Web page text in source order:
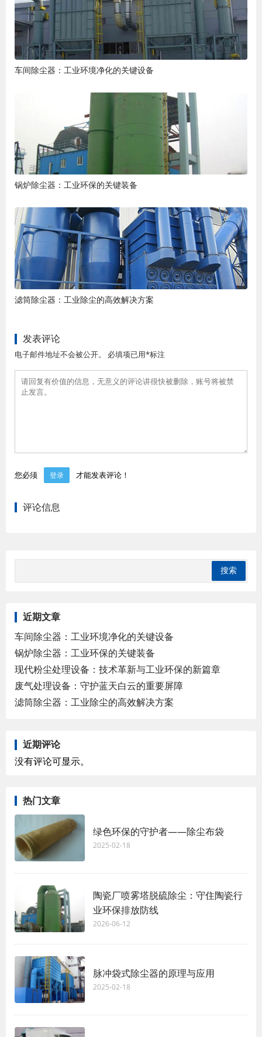
车间除尘器：工业环境净化的关键设备
锅炉除尘器：工业环保的关键装备
滤筒除尘器：工业除尘的高效解决方案
发表评论
电子邮件地址不会被公开。 必填项已用*标注
您必须 登录 才能发表评论！
评论信息
近期文章
车间除尘器：工业环境净化的关键设备
锅炉除尘器：工业环保的关键装备
现代粉尘处理设备：技术革新与工业环保的新篇章
废气处理设备：守护蓝天白云的重要屏障
滤筒除尘器：工业除尘的高效解决方案
近期评论
没有评论可显示。
热门文章
绿色环保的守护者——除尘布袋
2025-02-18
陶瓷厂喷雾塔脱硫除尘：守住陶瓷行
业环保排放防线
2026-06-12
脉冲袋式除尘器的原理与应用
2025-02-18